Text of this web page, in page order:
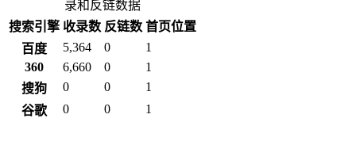
录和反链数据
搜索引擎 收录数 反链数 首页位置
百度
5,364 0
1
360
6,660 0
1
搜狗
0 0
1
谷歌
0 0 1